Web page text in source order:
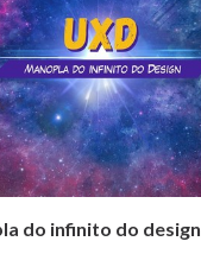
do infinito do design